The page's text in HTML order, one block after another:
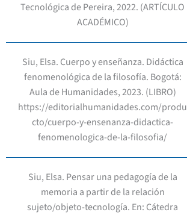
Tecnológica de Pereira, 2022. (ARTÍCULO
ACADÉMICO)
Siu, Elsa. Cuerpo y enseñanza. Didáctica
fenomenológica de la filosofía. Bogotá:
Aula de Humanidades, 2023. (LIBRO)
https://editorialhumanidades.com/produ
cto/cuerpo-y-ensenanza-didactica-
fenomenologica-de-la-filosofia/
Siu, Elsa. Pensar una pedagogía de la
memoria a partir de la relación
sujeto/objeto-tecnología. En: Cátedra